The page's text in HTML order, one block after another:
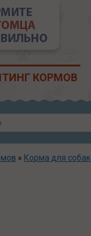
КОРМОВ
» Корма для собак